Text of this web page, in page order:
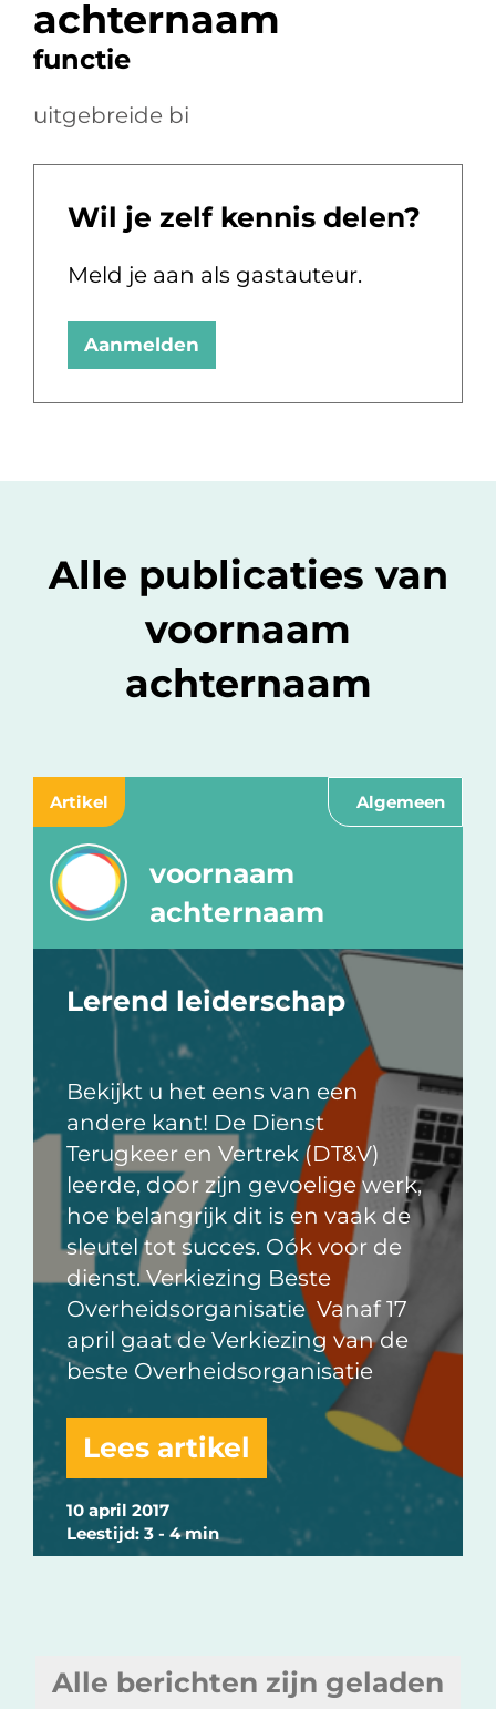
achternaam
functie
uitgebreide bi
Wil je zelf kennis delen?
Meld je aan als gastauteur.
Aanmelden
Alle publicaties van
voornaam
achternaam
Artikel Algemeen
10 april 2017
Leestijd: 3 - 4 min
voornaam
achternaam
Lerend leiderschap
Bekijkt u het eens van een
andere kant! De Dienst
Terugkeer en Vertrek (DT&V)
leerde, door zijn gevoelige werk,
hoe belangrijk dit is en vaak de
sleutel tot succes. Oók voor de
dienst. Verkiezing Beste
Overheidsorganisatie Vanaf 17
april gaat de Verkiezing van de
beste Overheidsorganisatie
Lees artikel
Alle berichten zijn geladen